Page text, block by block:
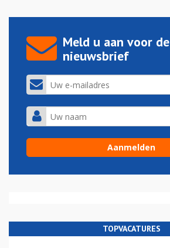
Meld u aan voor de
nieuwsbrief
TOPVACATURES